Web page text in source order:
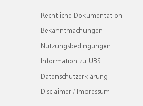
Rechtliche Dokumentation
Bekanntmachungen
Nutzungsbedingungen
Information zu UBS
Datenschutzerklärung
Disclaimer / Impressum